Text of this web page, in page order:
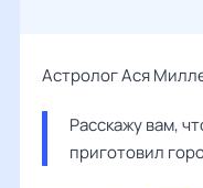
Астролог Ася
Расскажу вам,
приготовил